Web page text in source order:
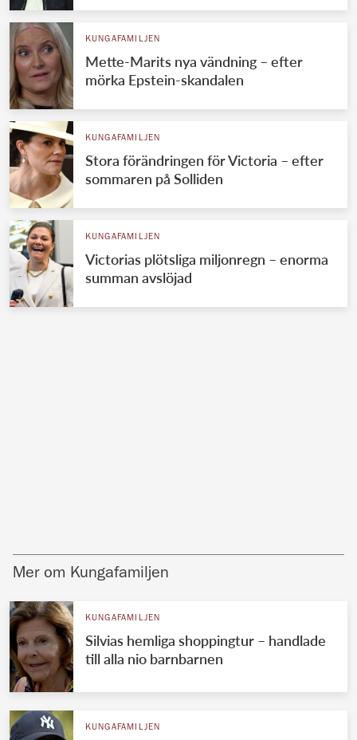
KUNGAFAMILJEN
Mette-Marits nya vändning – efter
mörka Epstein-skandalen
KUNGAFAMILJEN
Stora förändringen för Victoria – efter
sommaren på Solliden
KUNGAFAMILJEN
Victorias plötsliga miljonregn – enorma
summan avslöjad
Mer om Kungafamiljen
KUNGAFAMILJEN
Silvias hemliga shoppingtur – handlade
till alla nio barnbarnen
KUNGAFAMILJEN